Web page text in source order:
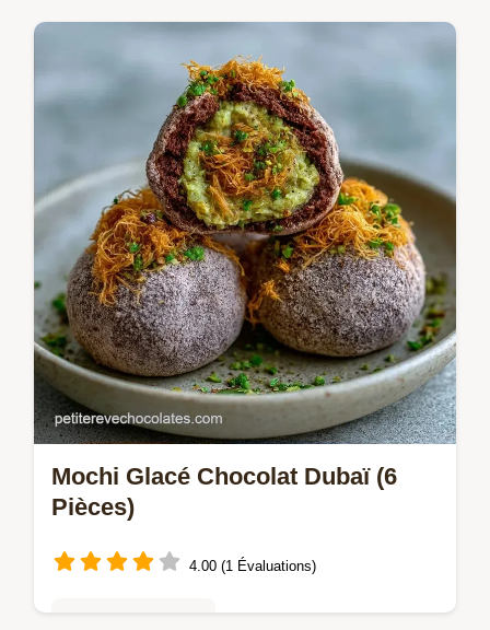
garantit un craquant intense. Un tableau
détaille l'utilité de chaque ingrédient. Prêt en
Mochi Glacé Chocolat Dubaï (6
Pièces)
4.00 (1 Évaluations)